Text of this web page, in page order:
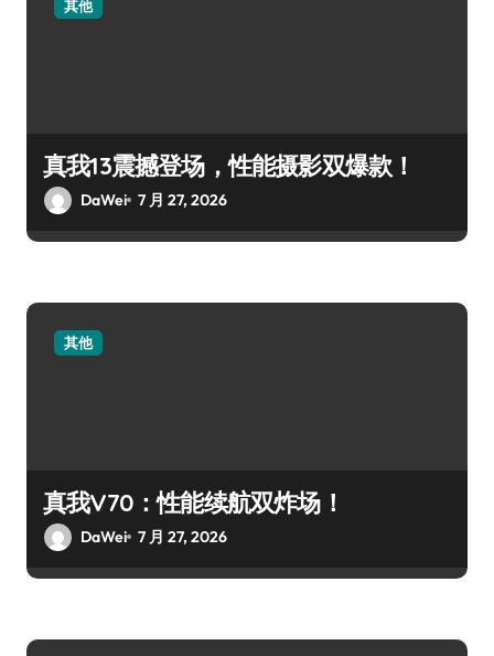
其他
真我13震撼登场，性能摄影双爆款！
DaWei 7 月 27, 2026
其他
真我V70：性能续航双炸场！
DaWei 7 月 27, 2026